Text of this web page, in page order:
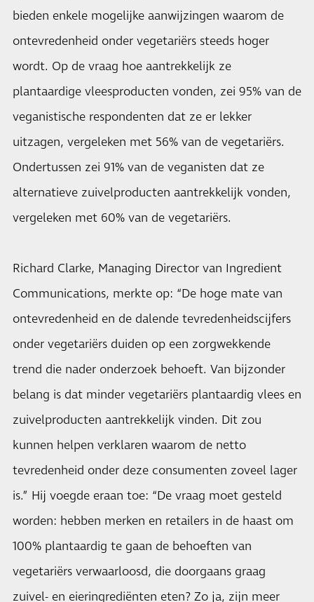
bieden enkele mogelijke aanwijzingen waarom de
ontevredenheid onder vegetariërs steeds hoger
wordt. Op de vraag hoe aantrekkelijk ze
plantaardige vleesproducten vonden, zei 95% van de
veganistische respondenten dat ze er lekker
uitzagen, vergeleken met 56% van de vegetariërs.
Ondertussen zei 91% van de veganisten dat ze
alternatieve zuivelproducten aantrekkelijk vonden,
vergeleken met 60% van de vegetariërs.
Richard Clarke, Managing Director van Ingredient
Communications, merkte op: “De hoge mate van
ontevredenheid en de dalende tevredenheidscijfers
onder vegetariërs duiden op een zorgwekkende
trend die nader onderzoek behoeft. Van bijzonder
belang is dat minder vegetariërs plantaardig vlees en
zuivelproducten aantrekkelijk vinden. Dit zou
kunnen helpen verklaren waarom de netto
tevredenheid onder deze consumenten zoveel lager
is.” Hij voegde eraan toe: “De vraag moet gesteld
worden: hebben merken en retailers in de haast om
100% plantaardig te gaan de behoeften van
vegetariërs verwaarloosd, die doorgaans graag
zuivel- en eieringrediënten eten? Zo ja, zijn meer